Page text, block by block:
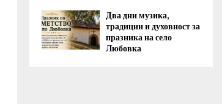
Два дни музика,
традиции и духовност за
празника на село
Любовка